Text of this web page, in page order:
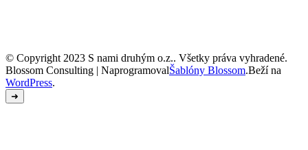
© Copyright 2023 S nami druhým o.z.. Všetky práva vyhradené.
Blossom Consulting | NaprogramovalŠablóny Blossom.Beží na
WordPress.
➜